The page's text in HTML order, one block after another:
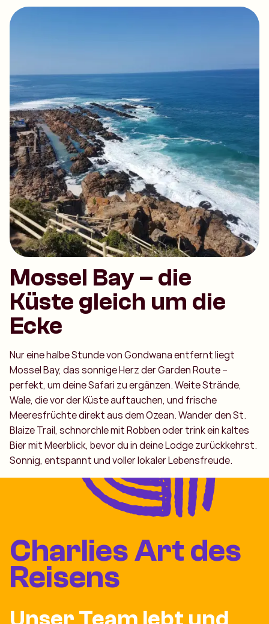
Mossel Bay – die
Küste gleich um die
Ecke
Nur eine halbe Stunde von Gondwana entfernt liegt
Mossel Bay, das sonnige Herz der Garden Route –
perfekt, um deine Safari zu ergänzen. Weite Strände,
Wale, die vor der Küste auftauchen, und frische
Meeresfrüchte direkt aus dem Ozean. Wander den St.
Blaize Trail, schnorchle mit Robben oder trink ein kaltes
Bier mit Meerblick, bevor du in deine Lodge zurückkehrst.
Sonnig, entspannt und voller lokaler Lebensfreude.
Charlies Art des
Reisens